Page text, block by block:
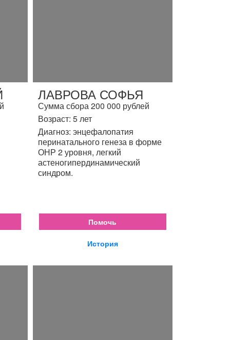
ЛАВРОВА СОФЬЯ
Сумма сбора 200 000 рублей
Возраст: 5 лет
Диагноз: энцефалопатия
перинатального генеза в форме
ОНР 2 уровня, легкий
астеногипердинамический
синдром.
Помочь
История